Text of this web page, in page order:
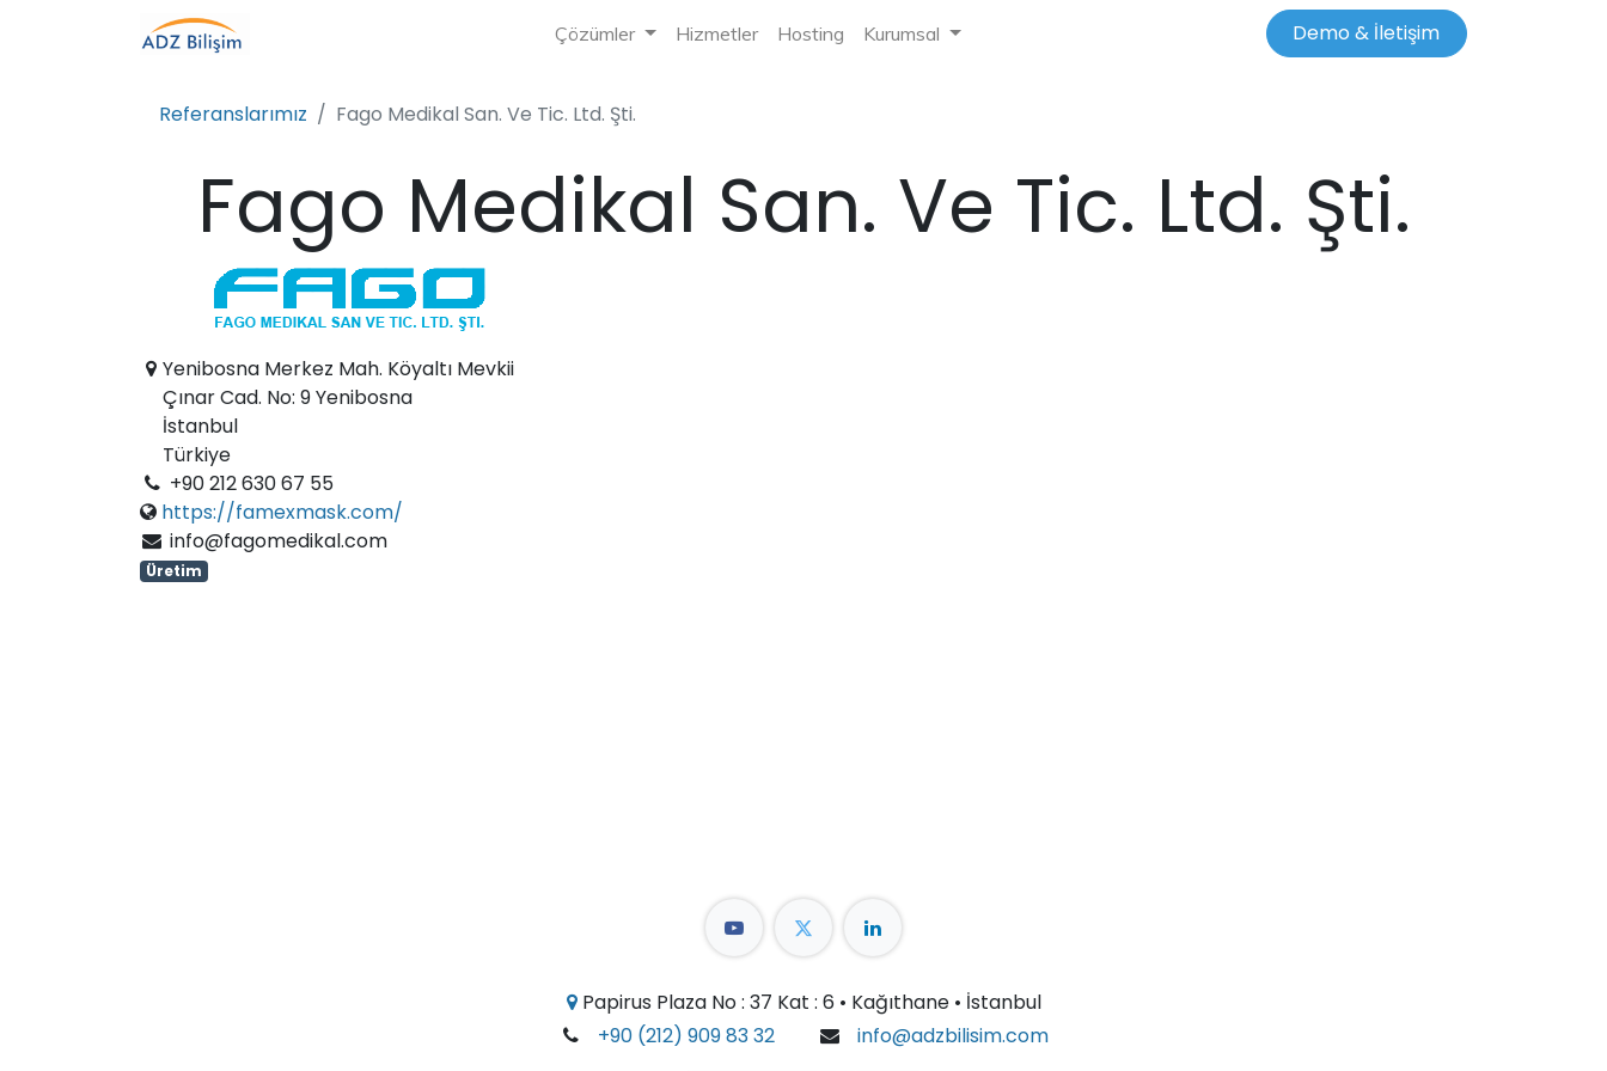
Çözümler Hizmetler Hosting Kurumsal Demo & İletişim
Referanslarımız Fago Medikal San. Ve Tic. Ltd. Şti.
Fago Medikal San. Ve Tic. Ltd. Şti.
Yenibosna Merkez Mah. Köyaltı Mevkii
Çınar Cad. No: 9 Yenibosna
İstanbul
Türkiye
+90 212 630 67 55
https://famexmask.com/
info@fagomedikal.com
Üretim
Papirus Plaza No : 37 Kat : 6 • Kağıthane • İstanbul
+90 (212) 909 83 32
info@adzbilisim.com